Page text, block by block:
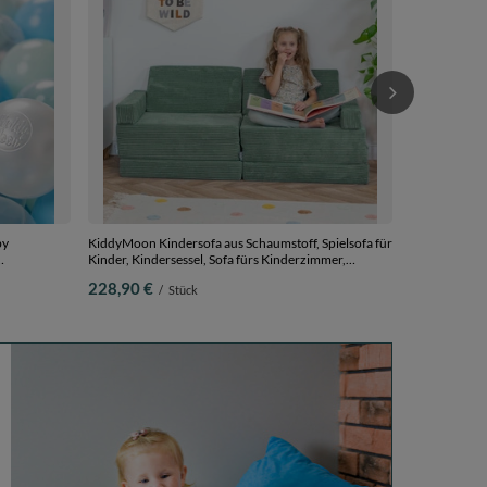
KiddyMoon Kindersofa aus Schaumstoff, Spielsofa für
Kinder, Kindersessel, Sofa fürs Kinderzimmer,
Kissen
228,90 € / Stück